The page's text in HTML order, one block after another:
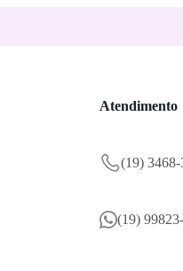
Atendimento
(19) 3468-
(19)